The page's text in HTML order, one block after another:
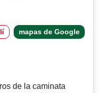
mapas de Google
de la caminata